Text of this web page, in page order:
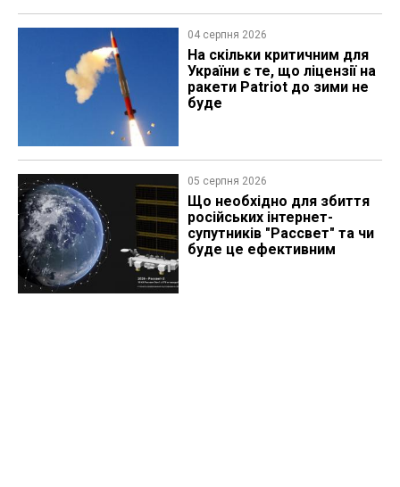
04 серпня 2026
На скільки критичним для
України є те, що ліцензії на
ракети Patriot до зими не
буде
05 серпня 2026
Що необхідно для збиття
російських інтернет-
супутників "Рассвет" та чи
буде це ефективним